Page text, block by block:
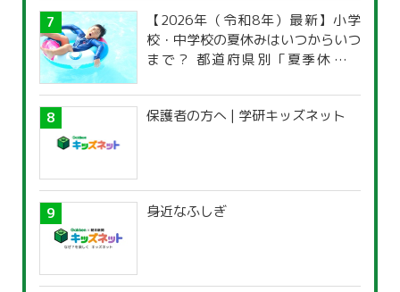
【2026年（令和8年）最新】小学
校・中学校の夏休みはいつからいつ
まで？ 都道府県別「夏季休暇一
保護者の方へ | 学研キッズネット
身近なふしぎ